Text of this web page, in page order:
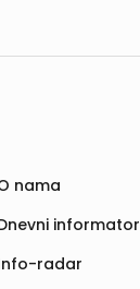
nama
informator
radar